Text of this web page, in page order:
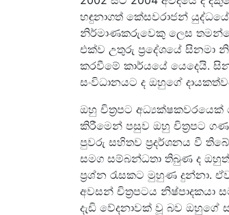
හඳුනාගත් කේසවරාජන්
නිර්මාණකරුවෙකු ලෙස
එක්ව උතුරු ප්‍රදේශයේ සිනමා
කරවීමේ කාර්යයේ යෙදෙයි.
සංවිධානයට ද ඔහුගේ
ඔහු චිත්‍රපට අධ්‍යක්ෂකවරයෙක්
කිරීමෙන් පසුව ඔහු චිත්‍රපට
පුවරු සහිතව ප්‍රදර්ශනය වී
සමග සම්බන්ධතා තිබුණ ද
ප්‍රශ්න රැසකට මුහුණ දුන්නා.
අවසන් චිත්‍රපටය
දැඩි වේදනාවක් වූ බව ඔහුගේ